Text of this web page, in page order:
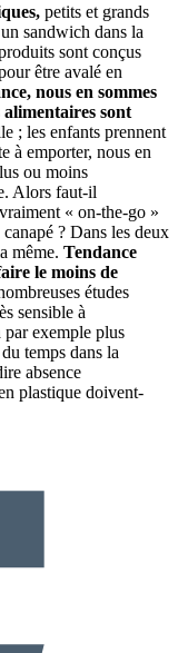
petits et grands
sandwich dans la
sont conçus
être avalé en
nous en sommes
sont
; les enfants prennent
à emporter, nous en
ou moins
Alors faut-il
« on-the-go »
? Dans les deux
même. Tendance
le moins de
études
sensible à
par exemple plus
temps dans la
absence
plastique doivent-